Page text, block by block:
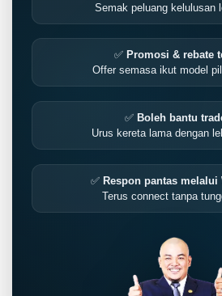
Semak peluang kelulusan
✅ Promosi & rebate
Offer semasa ikut model
✅ Boleh bantu
Urus kereta lama dengan
✅ Respon pantas melalui
Terus connect tanpa